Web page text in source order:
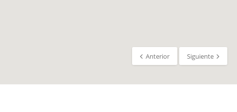
Anterior Siguiente